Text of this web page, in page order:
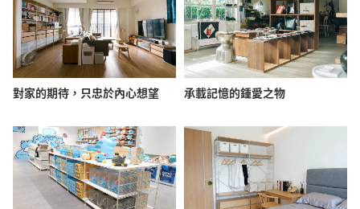
對家的期待，只忠於內心想望 承載記憶的鍾愛之物